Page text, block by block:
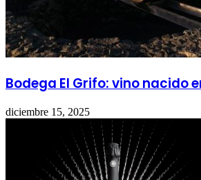
Bodega El Grifo: vino nacido
diciembre 15, 2025